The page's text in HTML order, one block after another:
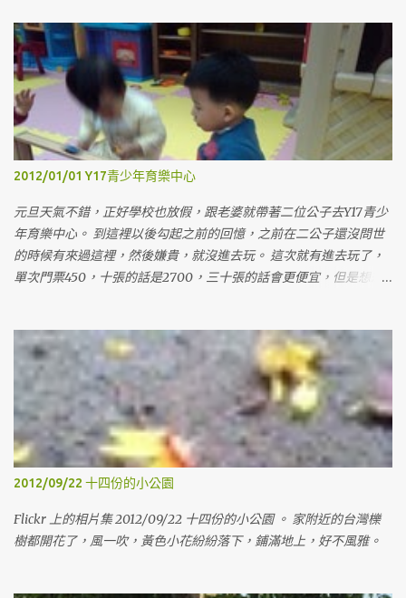
2012/01/01 Y17青少年育樂中心
元旦天氣不錯，正好學校也放假，跟老婆就帶著二位公子去Y17青少
年育樂中心。 到這裡以後勾起之前的回憶，之前在二公子還沒問世
的時候有來過這裡，然後嫌貴，就沒進去玩。 這次就有進去玩了，
單次門票450，十張的話是2700，三十張的話會更便宜，但是想想
時候，老婆可以帶兩個小鬼來玩，然後也可以分兩張給姊姊，讓她
可以帶她女兒來玩玩。 裡面的空間蠻大的，有蠻多東西可以玩，有
沙子、球、積木、各式各樣的玩具，裡面的大姊姊還會講故事跟帶
著動手作一些東西。下午的場次人比較多，就開始有擁擠的感覺
了。 這次還是沒進旁邊的東和禪寺走走，遺憾。 Generated by
Flickr Album Maker
2012/09/22 十四份的小公園
Flickr 上的相片集 2012/09/22 十四份的小公園 。 家附近的台灣櫟
樹都開花了，風一吹，黃色小花紛紛落下，鋪滿地上，好不風雅。